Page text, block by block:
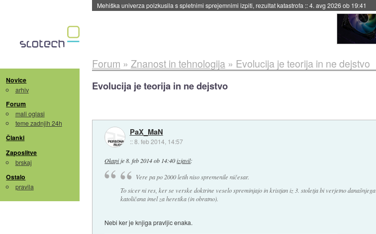
Evropska vesoljska agencija razvija svojo raketo za večkratno uporabo::4. avg 2026 ob 19:41
Novice
arhiv
Forum
mali oglasi
teme zadnjih 24h
Članki
Zaposlitve
brskaj
Ostalo
pravila
Forum » Znanost in tehnologija» Evolucija je teorija in ne dejstvo
Evolucija je teorija in ne dejstvo
PaX_MaN
::8. feb 2014, 14:57
Okapije8. feb 2014 ob 14:40 izjavil:
Vere pa po 2000 letih niso spremenile ničesar.
To sicer ni res, ker se verske doktrine veselo spreminjajo in kristjan iz 3. stoletja bi verjetno današnjega
katoličana imel za heretika (in obratno).
Nebi ker je knjiga pravljic enaka.